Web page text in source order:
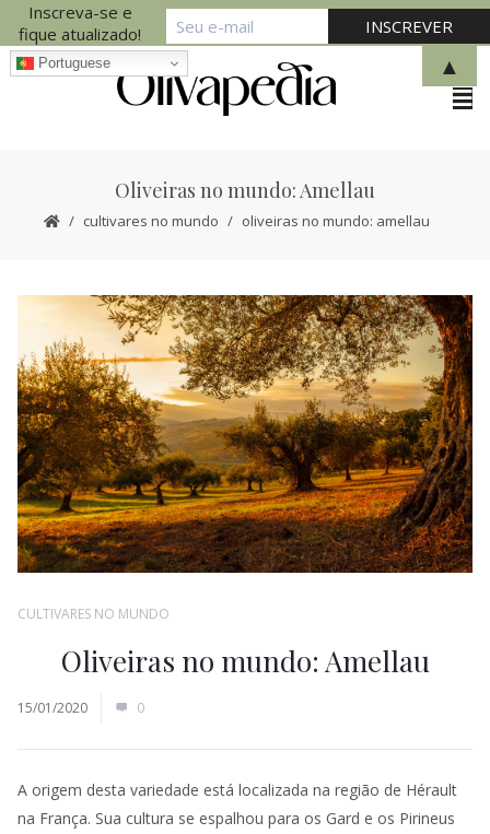
Oliveiras no mundo: Amellau
cultivares no mundo oliveiras no mundo: amellau
CULTIVARES NO MUNDO
Oliveiras no mundo: Amellau
15/01/2020 0
A origem desta variedade está localizada na região de Hérault
na França. Sua cultura se espalhou para os Gard e os Pirineus
Inscreva-se e
fique atualizado!
▲
Portuguese